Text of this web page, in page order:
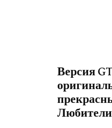
Версия
Любители